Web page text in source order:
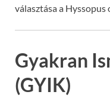
választása a Hyssopus
Gyakran
(GYIK)